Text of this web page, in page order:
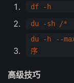
df -h #
du -sh /*
du -h --
序
高级技巧